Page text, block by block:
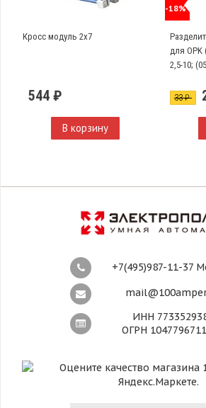
Кросс модуль 2х7
544 ₽
В корзину
-18%
для OPK
2,5-10;
33 ₽
+7(495)987-11-37
ИНН
ОГРН